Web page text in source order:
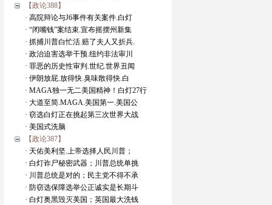
【政论388】
· 高院辩论与J6事件有关案件.白灯
· “闭嘴钱”案结束.宣布摇摆州新集
· 抓捕川普白忙活.赔了夫人又折兵.
· 政治迫害选举干预.纽约非法审川
· 罪恶的历史性审判.世纪.世界丑闻
· 伊朗放屁.放得快.臭味散得快.白
· MAGA独一无二美国精神！白灯27行
· 大道至简.MAGA.美国第一.美国公
· 窃选白灯正在挑起第三次世界大战
· 美国式洗脑
【政论387】
· 天佑美利坚.上帝选择人民川普；
· 白灯诈尸秘密武器；川普总统单挑
· 川普总统是对的；民主党不得不承
· 防窃选保障选举公正诚实是长期斗
· 白灯奥黑毁灭美国；英国最大洗钱